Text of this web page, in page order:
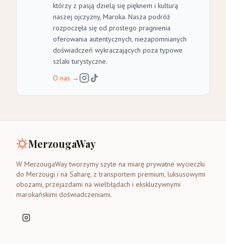
którzy z pasją dzielą się pięknem i kulturą
naszej ojczyzny, Maroka. Nasza podróż
rozpoczęła się od prostego pragnienia
oferowania autentycznych, niezapomnianych
doświadczeń wykraczających poza typowe
szlaki turystyczne.
O nas →
MerzougaWay
W MerzougaWay tworzymy szyte na miarę prywatne wycieczki
do Merzougi i na Saharę, z transportem premium, luksusowymi
obozami, przejazdami na wielbłądach i ekskluzywnymi
marokańskimi doświadczeniami.